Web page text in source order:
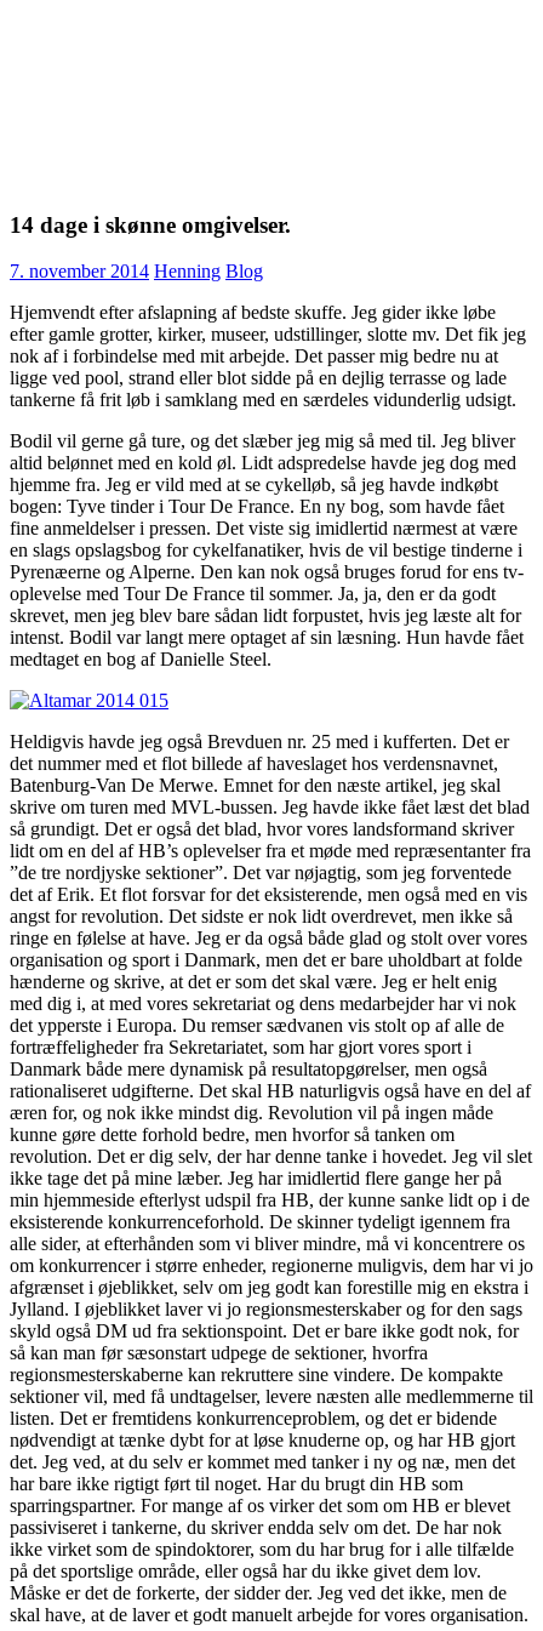
14 dage i skønne omgivelser.
7. november 2014 Henning Blog
Hjemvendt efter afslapning af bedste skuffe. Jeg gider ikke løbe
efter gamle grotter, kirker, museer, udstillinger, slotte mv. Det fik jeg
nok af i forbindelse med mit arbejde. Det passer mig bedre nu at
ligge ved pool, strand eller blot sidde på en dejlig terrasse og lade
tankerne få frit løb i samklang med en særdeles vidunderlig udsigt.
Bodil vil gerne gå ture, og det slæber jeg mig så med til. Jeg bliver
altid belønnet med en kold øl. Lidt adspredelse havde jeg dog med
hjemme fra. Jeg er vild med at se cykelløb, så jeg havde indkøbt
bogen: Tyve tinder i Tour De France. En ny bog, som havde fået
fine anmeldelser i pressen. Det viste sig imidlertid nærmest at være
en slags opslagsbog for cykelfanatiker, hvis de vil bestige tinderne i
Pyrenæerne og Alperne. Den kan nok også bruges forud for ens tv-
oplevelse med Tour De France til sommer. Ja, ja, den er da godt
skrevet, men jeg blev bare sådan lidt forpustet, hvis jeg læste alt for
intenst. Bodil var langt mere optaget af sin læsning. Hun havde fået
medtaget en bog af Danielle Steel.
Heldigvis havde jeg også Brevduen nr. 25 med i kufferten. Det er
det nummer med et flot billede af haveslaget hos verdensnavnet,
Batenburg-Van De Merwe. Emnet for den næste artikel, jeg skal
skrive om turen med MVL-bussen. Jeg havde ikke fået læst det blad
så grundigt. Det er også det blad, hvor vores landsformand skriver
lidt om en del af HB’s oplevelser fra et møde med repræsentanter fra
”de tre nordjyske sektioner”. Det var nøjagtig, som jeg forventede
det af Erik. Et flot forsvar for det eksisterende, men også med en vis
angst for revolution. Det sidste er nok lidt overdrevet, men ikke så
ringe en følelse at have. Jeg er da også både glad og stolt over vores
organisation og sport i Danmark, men det er bare uholdbart at folde
hænderne og skrive, at det er som det skal være. Jeg er helt enig
med dig i, at med vores sekretariat og dens medarbejder har vi nok
det ypperste i Europa. Du remser sædvanen vis stolt op af alle de
fortræffeligheder fra Sekretariatet, som har gjort vores sport i
Danmark både mere dynamisk på resultatopgørelser, men også
rationaliseret udgifterne. Det skal HB naturligvis også have en del af
æren for, og nok ikke mindst dig. Revolution vil på ingen måde
kunne gøre dette forhold bedre, men hvorfor så tanken om
revolution. Det er dig selv, der har denne tanke i hovedet. Jeg vil slet
ikke tage det på mine læber. Jeg har imidlertid flere gange her på
min hjemmeside efterlyst udspil fra HB, der kunne sanke lidt op i de
eksisterende konkurrenceforhold. De skinner tydeligt igennem fra
alle sider, at efterhånden som vi bliver mindre, må vi koncentrere os
om konkurrencer i større enheder, regionerne muligvis, dem har vi jo
afgrænset i øjeblikket, selv om jeg godt kan forestille mig en ekstra i
Jylland. I øjeblikket laver vi jo regionsmesterskaber og for den sags
skyld også DM ud fra sektionspoint. Det er bare ikke godt nok, for
så kan man før sæsonstart udpege de sektioner, hvorfra
regionsmesterskaberne kan rekruttere sine vindere. De kompakte
sektioner vil, med få undtagelser, levere næsten alle medlemmerne til
listen. Det er fremtidens konkurrenceproblem, og det er bidende
nødvendigt at tænke dybt for at løse knuderne op, og har HB gjort
det. Jeg ved, at du selv er kommet med tanker i ny og næ, men det
har bare ikke rigtigt ført til noget. Har du brugt din HB som
sparringspartner. For mange af os virker det som om HB er blevet
passiviseret i tankerne, du skriver endda selv om det. De har nok
ikke virket som de spindoktorer, som du har brug for i alle tilfælde
på det sportslige område, eller også har du ikke givet dem lov.
Måske er det de forkerte, der sidder der. Jeg ved det ikke, men de
skal have, at de laver et godt manuelt arbejde for vores organisation.